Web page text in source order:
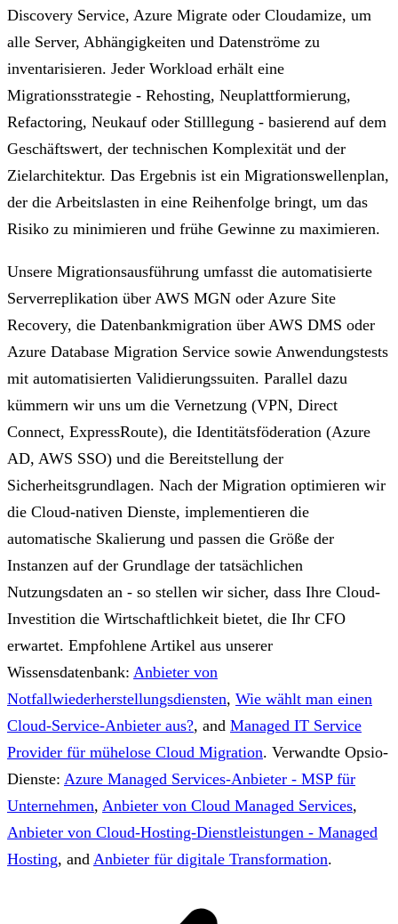
Discovery Service, Azure Migrate oder Cloudamize, um
alle Server, Abhängigkeiten und Datenströme zu
inventarisieren. Jeder Workload erhält eine
Migrationsstrategie - Rehosting, Neuplattformierung,
Refactoring, Neukauf oder Stilllegung - basierend auf dem
Geschäftswert, der technischen Komplexität und der
Zielarchitektur. Das Ergebnis ist ein Migrationswellenplan,
der die Arbeitslasten in eine Reihenfolge bringt, um das
Risiko zu minimieren und frühe Gewinne zu maximieren.
Unsere Migrationsausführung umfasst die automatisierte
Serverreplikation über AWS MGN oder Azure Site
Recovery, die Datenbankmigration über AWS DMS oder
Azure Database Migration Service sowie Anwendungstests
mit automatisierten Validierungssuiten. Parallel dazu
kümmern wir uns um die Vernetzung (VPN, Direct
Connect, ExpressRoute), die Identitätsföderation (Azure
AD, AWS SSO) und die Bereitstellung der
Sicherheitsgrundlagen. Nach der Migration optimieren wir
die Cloud-nativen Dienste, implementieren die
automatische Skalierung und passen die Größe der
Instanzen auf der Grundlage der tatsächlichen
Nutzungsdaten an - so stellen wir sicher, dass Ihre Cloud-
Investition die Wirtschaftlichkeit bietet, die Ihr CFO
erwartet. Empfohlene Artikel aus unserer
Wissensdatenbank: Anbieter von
Notfallwiederherstellungsdiensten, Wie wählt man einen
Cloud-Service-Anbieter aus?, and Managed IT Service
Provider für mühelose Cloud Migration. Verwandte Opsio-
Dienste: Azure Managed Services-Anbieter - MSP für
Unternehmen, Anbieter von Cloud Managed Services,
Anbieter von Cloud-Hosting-Dienstleistungen - Managed
Hosting, and Anbieter für digitale Transformation.